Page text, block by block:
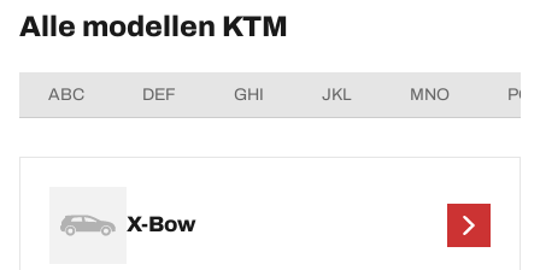
Alle modellen KTM
ABC DEF GHI JKL MNO
X-Bow